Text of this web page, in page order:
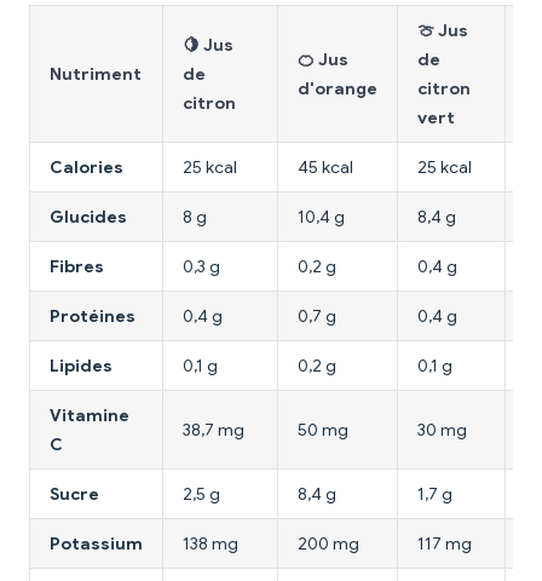
Nutriment
🍋 Jus
de
citron
🍊 Jus
d'orange
🍈 Jus
de
citron
vert
Calories 25 kcal 45 kcal 25 kcal
Glucides 8 g 10,4 g 8,4 g
Fibres 0,3 g 0,2 g 0,4 g
Protéines 0,4 g 0,7 g 0,4 g
Lipides 0,1 g 0,2 g 0,1 g
Vitamine
C
38,7 mg 50 mg 30 mg
Sucre 2,5 g 8,4 g 1,7 g
Potassium 138 mg 200 mg 117 mg